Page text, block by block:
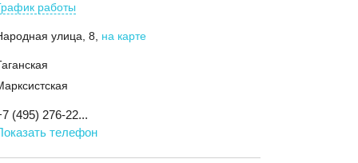
работы
улица, 8 на карте
(495) 276-22...
телефон